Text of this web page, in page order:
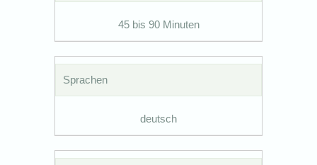
45 bis 90 Minuten
Sprachen
deutsch